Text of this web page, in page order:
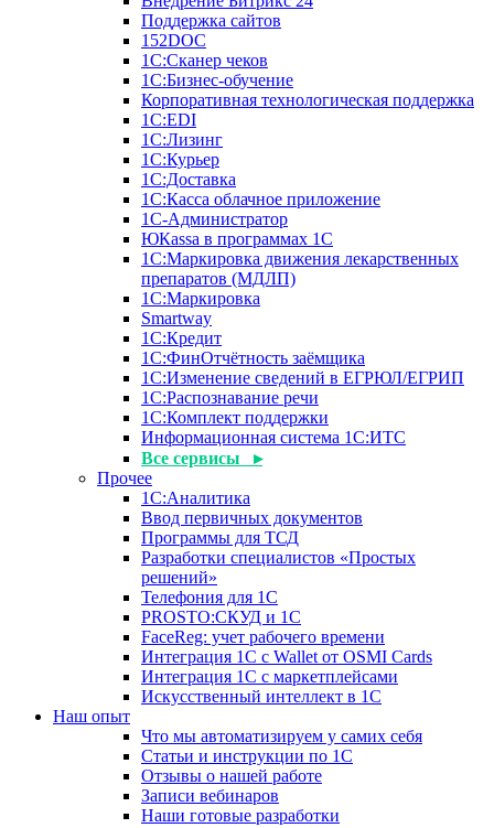
Поддержка сайтов
152DOC
1С:Сканер чеков
1С:Бизнес-обучение
Корпоративная технологическая поддержка
1С:ЕDI
1С:Лизинг
1С:Курьер
1С:Доставка
1С:Касса облачное приложение
1С-Администратор
ЮКаssа в программах 1С
1С:Маркировка движения лекарственных
препаратов (МДЛП)
1С:Маркировка
Smartway
1С:Кредит
1С:ФинОтчётность заёмщика
1С:Изменение сведений в ЕГРЮЛ/ЕГРИП
1С:Распознавание речи
1С:Комплект поддержки
Информационная система 1С:ИТС
Все сервисы ▸
Прочее
1С:Аналитика
Ввод первичных документов
Программы для ТСД
Разработки специалистов «Простых
решений»
Телефония для 1С
PROSTO:СКУД и 1С
FaceReg: учет рабочего времени
Интеграция 1С с Wallet от OSMI Cards
Интеграция 1С с маркетплейсами
Искусственный интеллект в 1С
Наш опыт
Что мы автоматизируем у самих себя
Статьи и инструкции по 1С
Отзывы о нашей работе
Записи вебинаров
Наши готовые разработки